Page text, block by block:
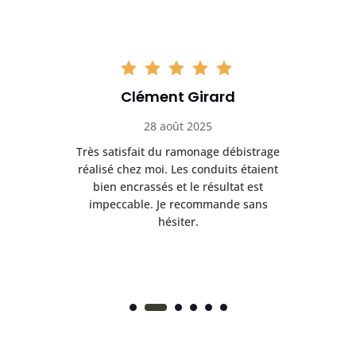
Clément Girard
28 août 2025
Très satisfait du ramonage débistrage
réalisé chez moi. Les conduits étaient
bien encrassés et le résultat est
impeccable. Je recommande sans
hésiter.